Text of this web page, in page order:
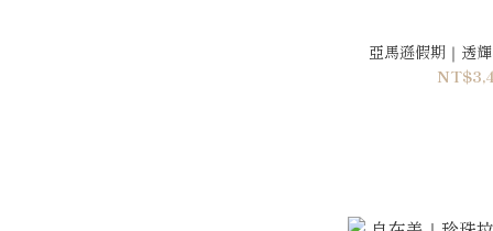
亞馬遜假期｜透